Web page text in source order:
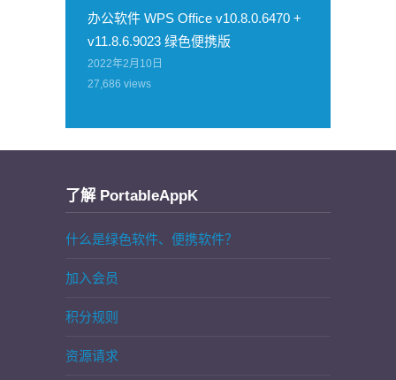
办公软件 WPS Office v10.8.0.6470 +
v11.8.6.9023 绿色便携版
2022年2月10日
27,686 views
了解 PortableAppK
什么是绿色软件、便携软件？
加入会员
积分规则
资源请求